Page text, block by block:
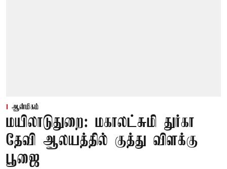
ஆன்மிகம்
மயிலாடுதுறை: மகாலட்சுமி துர்கா
தேவி ஆலயத்தில் குத்து விளக்கு
பூஜை